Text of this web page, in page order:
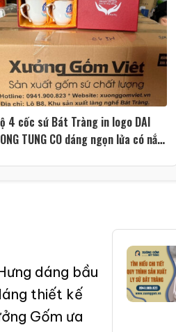
4 cốc sứ Bát Tràng in logo DAI
TUNG CO dáng ngọn lửa có nắp
dáng bầu
thiết kế
Gốm ưa